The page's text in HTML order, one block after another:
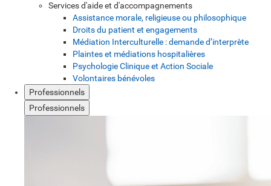
Services d'aide et d'accompagnements
Assistance morale, religieuse ou philosophique
Droits du patient et engagements
Médiation Interculturelle : demande d’interprète
Plaintes et médiations hospitalières
Psychologie Clinique et Action Sociale
Volontaires bénévoles
Professionnels
Professionnels